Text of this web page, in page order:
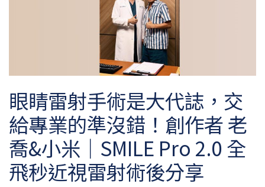
眼睛雷射手術是大代誌，交
給專業的準沒錯！創作者 老
喬&小米｜SMILE Pro 2.0 全
飛秒近視雷射術後分享